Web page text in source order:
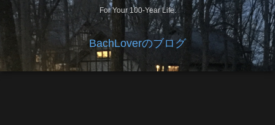
For Your 100-Year Life.
BachLoverのブログ